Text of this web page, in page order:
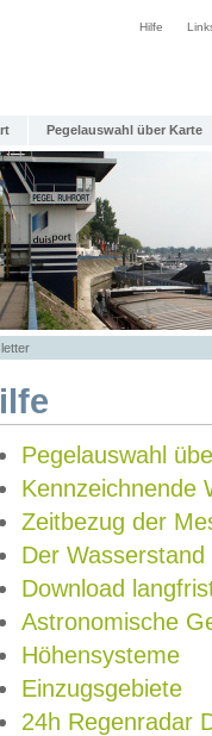
Hilfe
Pegelauswahl über Karte
Pegelauswahl
Kennzeichnende
Zeitbezug der
Der Wasserstand
Download
Astronomische
Höhensysteme
Einzugsgebiete
24h Regenradar